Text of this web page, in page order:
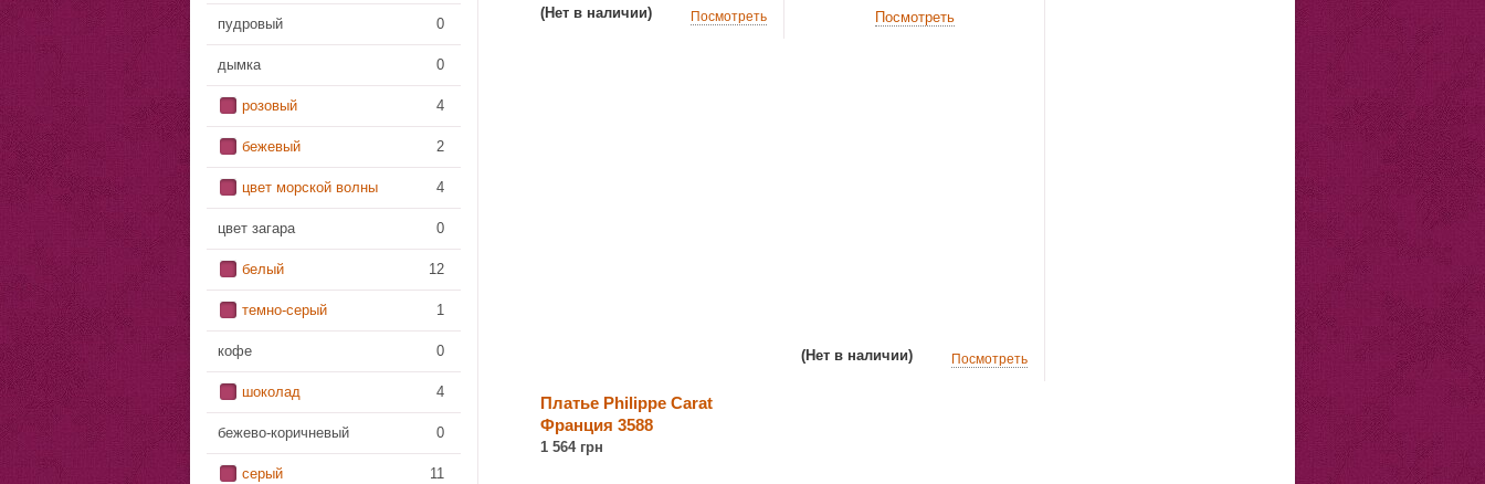
пудровый 0
дымка 0
розовый 4
бежевый 2
цвет морской волны 4
цвет загара 0
белый 12
темно-серый 1
кофе 0
шоколад 4
бежево-коричневый 0
серый 11
(Нет в наличии) Посмотреть Посмотреть
(Нет в наличии) Посмотреть
Платье Philippe Carat
Франция 3588
1 564 грн